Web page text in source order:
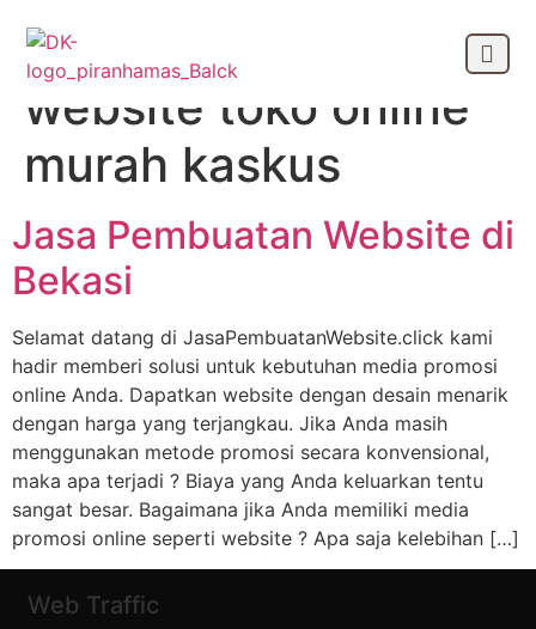
Tag:
jasa pembuatan
website toko online
murah kaskus
Jasa Pembuatan Website di
Bekasi
Selamat datang di JasaPembuatanWebsite.click kami
hadir memberi solusi untuk kebutuhan media promosi
online Anda. Dapatkan website dengan desain menarik
dengan harga yang terjangkau. Jika Anda masih
menggunakan metode promosi secara konvensional,
maka apa terjadi ? Biaya yang Anda keluarkan tentu
sangat besar. Bagaimana jika Anda memiliki media
promosi online seperti website ? Apa saja kelebihan […]
Web Traffic